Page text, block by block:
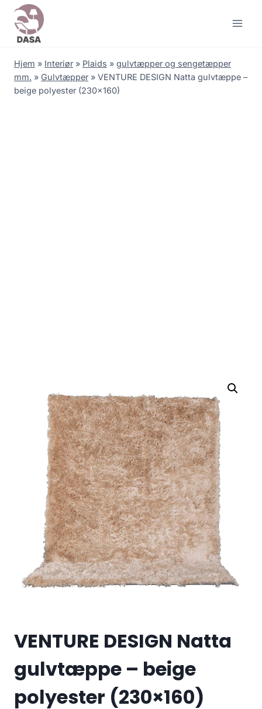
Skip
content
Hjem » Interiør » Plaids » gulvtæpper og sengetæpper
mm. » Gulvtæpper » VENTURE DESIGN Natta gulvtæppe –
beige polyester (230×160)
VENTURE DESIGN Natta
gulvtæppe – beige
polyester (230×160)